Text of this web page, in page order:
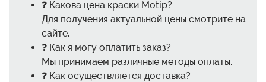
❓ Какова цена краски Motip?
Для получения актуальной цены смотрите на
сайте.
❓ Как я могу оплатить заказ?
Мы принимаем различные методы оплаты.
❓ Как осуществляется доставка?